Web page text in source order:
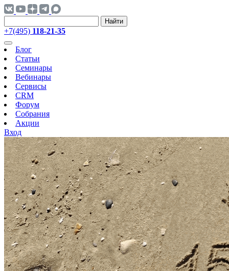
Найти
+7(495) 118-21-35
Блог
Статьи
Семинары
Вебинары
Сервисы
CRM
Форум
Собрания
Акции
Вход